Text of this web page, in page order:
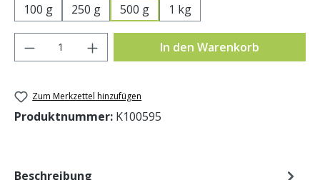
100 g
250 g 500 g 1 kg
Produkt Anzahl: Gib den gewünschten
In den Warenkorb
Zum Merkzettel hinzufügen
Produktnummer: K100595
Beschreibung